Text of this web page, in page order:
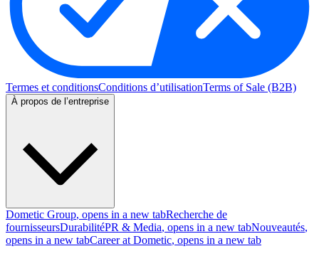
Termes et conditionsConditions d’utilisationTerms of Sale (B2B)
À propos de l’entreprise
Dometic Group, opens in a new tabRecherche de
fournisseursDurabilitéPR & Media, opens in a new tabNouveautés,
opens in a new tabCareer at Dometic, opens in a new tab